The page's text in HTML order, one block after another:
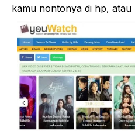
kamu nontonya di hp, atau